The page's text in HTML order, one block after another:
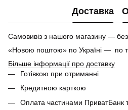
Доставка
Самовивіз з нашого магазину —
«Новою поштою» по Україні — по
Більше інформації про доставку
Готівкою при отриманні
Кредитною карткою
Оплата частинами ПриватБанк